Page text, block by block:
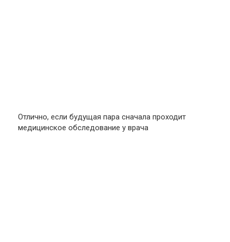
Отлично, если будущая пара сначала проходит
медицинское обследование у врача